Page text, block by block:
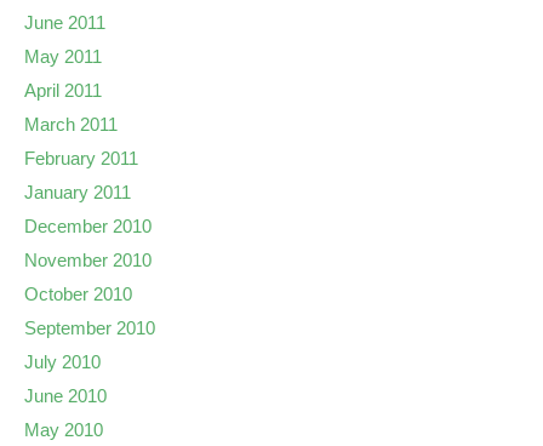
June 2011
May 2011
April 2011
March 2011
February 2011
January 2011
December 2010
November 2010
October 2010
September 2010
July 2010
June 2010
May 2010